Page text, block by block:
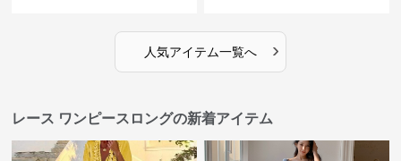
人気アイテム一覧へ ›
レース ワンピースロングの新着アイテム